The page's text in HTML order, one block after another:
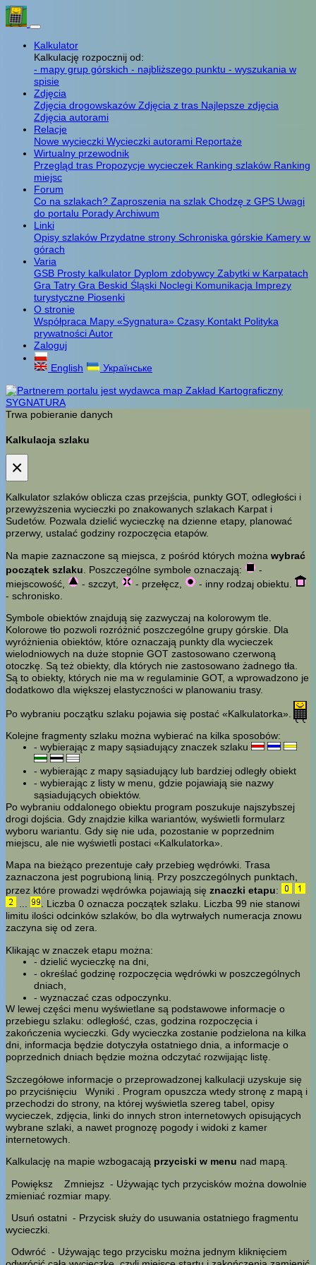
Kalkulator
Kalkulację rozpocznij od:
- mapy grup górskich - najbliższego punktu - wyszukania w
spisie
Zdjęcia
Zdjęcia drogowskazów Zdjęcia z tras Najlepsze zdjęcia
Zdjęcia autorami
Relacje
Nowe wycieczki Wycieczki autorami Reportaże
Wirtualny przewodnik
Przegląd tras Propozycje wycieczek Ranking szlaków Ranking
miejsc
Forum
Co na szlakach? Zaproszenia na szlak Chodzę z GPS Uwagi
do portalu PoradyArchiwum
Linki
Opisy szlaków Przydatne strony Schroniska górskie Kamery w
górach
Varia
GSB Prosty kalkulator Dyplom zdobywcy Zabytki w Karpatach
Gra Tatry Gra Beskid Śląski Noclegi Komunikacja Imprezy
turystyczne Piosenki
O stronie
Współpraca Mapy «Sygnatura» Czasy Kontakt Polityka
prywatnościAutor
Zaloguj
English
Українське
Trwa pobieranie danych
Kalkulacja szlaku
×
Kalkulator szlaków oblicza czas przejścia, punkty GOT, odległości i
przewyższenia wycieczki po znakowanych szlakach Karpat i
Sudetów. Pozwala dzielić wycieczkę na dzienne etapy, planować
przerwy, ustalać godziny rozpoczęcia etapów.
Na mapie zaznaczone są miejsca, z pośród których można wybrać
początek szlaku . Poszczególne symbole oznaczają:
-
miejscowość,
- szczyt, - przełęcz,
- inny rodzaj obiektu.
- schronisko.
Symbole obiektów znajdują się zazwyczaj na kolorowym tle.
Kolorowe tło pozwoli rozróżnić poszczególne grupy górskie. Dla
wyróżnienia obiektów, które oznaczają punkty dla wycieczek
wielodniowych na duże stopnie GOT zastosowano czerwoną
otoczkę. Są też obiekty, dla których nie zastosowano żadnego tła.
Są to obiekty, których nie ma w regulaminie GOT, a wprowadzono je
dodatkowo dla większej elastyczności w planowaniu trasy.
Po wybraniu początku szlaku pojawia się postać «Kalkulatorka».
Kolejne fragmenty szlaku można wybierać na kilka sposobów:
- wybierając z mapy sąsiadujący znaczek szlaku
- wybierając z mapy sąsiadujący lub bardziej odległy obiekt
- wybierając z listy w menu, gdzie pojawiają sie nazwy
sąsiadujących obiektów.
Po wybraniu oddalonego obiektu program poszukuje najszybszej
drogi dojścia. Gdy znajdzie kilka wariantów, wyświetli formularz
wyboru wariantu. Gdy się nie uda, pozostanie w poprzednim
miejscu, ale nie wyświetli postaci «Kalkulatorka».
Mapa na bieżąco prezentuje cały przebieg wędrówki. Trasa
zaznaczona jest pogrubioną linią. Przy poszczególnych punktach,
przez które prowadzi wędrówka pojawiają się znaczki etapu:
. Liczba 0 oznacza początek szlaku. Liczba 99 nie stanowi
limitu ilości odcinków szlaków, bo dla wytrwałych numeracja znowu
zaczyna się od zera.
Klikając w znaczek etapu można:
- dzielić wycieczkę na dni,
- określać godzinę rozpoczęcia wędrówki w poszczególnych
dniach,
- wyznaczać czas odpoczynku.
W lewej części menu wyświetlane są podstawowe informacje o
przebiegu szlaku: odległość, czas, godzina rozpoczęcia i
zakończenia wycieczki. Gdy wycieczka zostanie podzielona na kilka
dni, informacja będzie dotyczyła ostatniego dnia, a informacje o
poprzednich dniach będzie można odczytać rozwijając listę.
Szczegółowe informacje o przeprowadzonej kalkulacji uzyskuje się
po przyciśnięciu
Wyniki
. Program opuszcza wtedy stronę z mapą i
przechodzi do strony, na której wyświetla szereg tabel, opisy
wycieczek, zdjęcia, linki do innych stron internetowych opisujących
wybrane szlaki, a nawet prognozę pogody i widoki z kamer
internetowych.
Kalkulację na mapie wzbogacają przyciski w menu nad mapą.
Powiększ
Zmniejsz - Używając tych przycisków można dowolnie
zmieniać rozmiar mapy.
Usuń ostatni - Przycisk służy do usuwania ostatniego fragmentu
wycieczki.
Odwróć - Używając tego przycisku można jednym kliknięciem